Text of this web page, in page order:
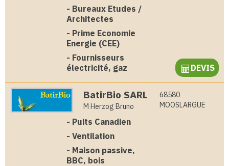
- Bureaux Etudes /
Architectes
- Prime Economie
Energie (CEE)
- Fournisseurs
électricité, gaz
DEVIS
BatirBio SARL
M Herzog Bruno
68580
MOOSLARGUE
- Puits Canadien
- Ventilation
- Maison passive,
BBC, bois